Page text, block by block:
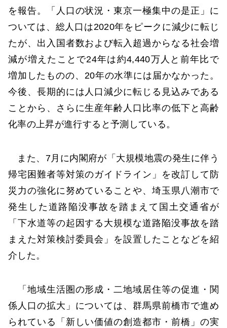
を報告。「人口の状況・東京一極集中の是正」に
ついては、総人口は2020年をピークに減少に転じ
たが、出入国者数および転入超過からなる社会増
減が増えたことで24年は約4,440万人と前年比で
増加したものの、20年の水準には届かなかった。
今後、長期的には人口減少に転じる見込みである
ことから、さらに生産年齢人口比率の低下と高齢
化率の上昇が進行すると予測している。
また、7月に内閣府が「大規模地震の発生に伴う
帰宅困難者等対策のガイドライン」を改訂して防
災力の強化に努めていることや、埼玉県八潮市で
発生した道路陥没事故を踏まえて国土交通省が
「下水道等の起因する大規模な道路陥没事故を踏
まえた対策検討委員会」を設置したことなどを紹
介した。
「地域生活圏の形成・二地域居住等の促進・関
係人口の拡大」については、群馬県前橋市で進め
られている「新しい価値の創造都市・前橋」の実